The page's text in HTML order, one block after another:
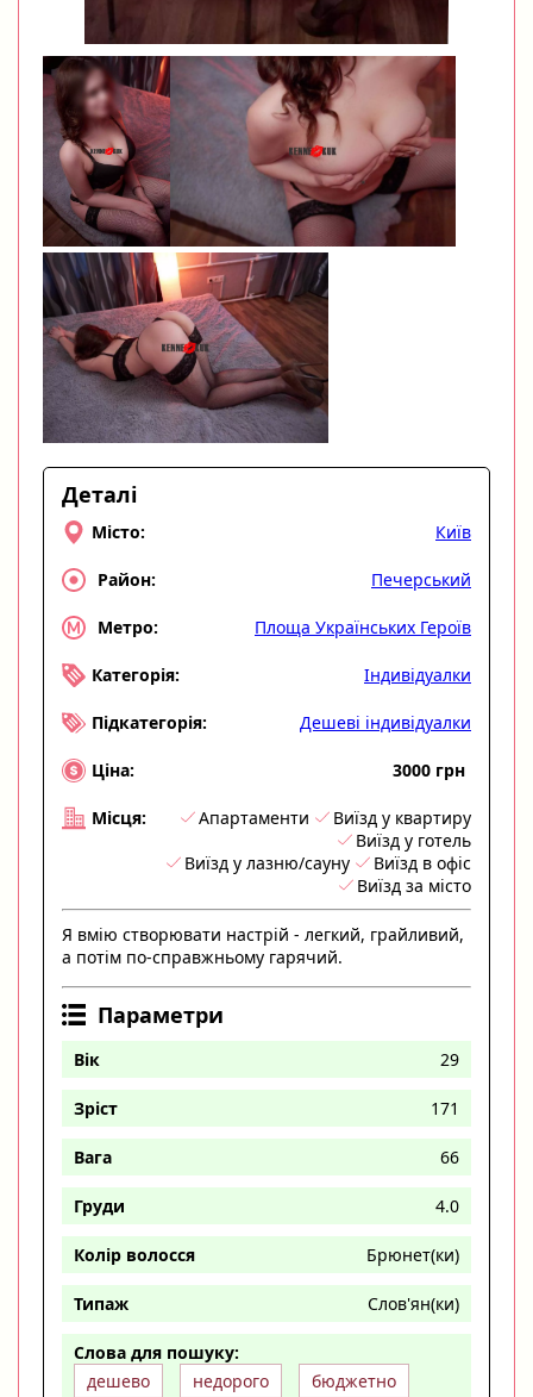
Деталі
Місто: Київ
Район: Печерський
Метро: Площа Українських Героїв
Категорія: Індивідуалки
Підкатегорія: Дешеві індивідуалки
Ціна: 3000 грн
Місця: Апартаменти
Виїзд у квартиру
Виїзд у готель
Виїзд у лазню/сауну
Виїзд в офіс
Виїзд за місто
Я вмію створювати настрій - легкий, грайливий,
а потім по-справжньому гарячий.
Параметри
Вік 29
Зріст 171
Вага 66
Груди 4.0
Колір волосся Брюнет(ки)
Типаж Слов'ян(ки)
Слова для пошуку:
дешево
недорого
бюджетно